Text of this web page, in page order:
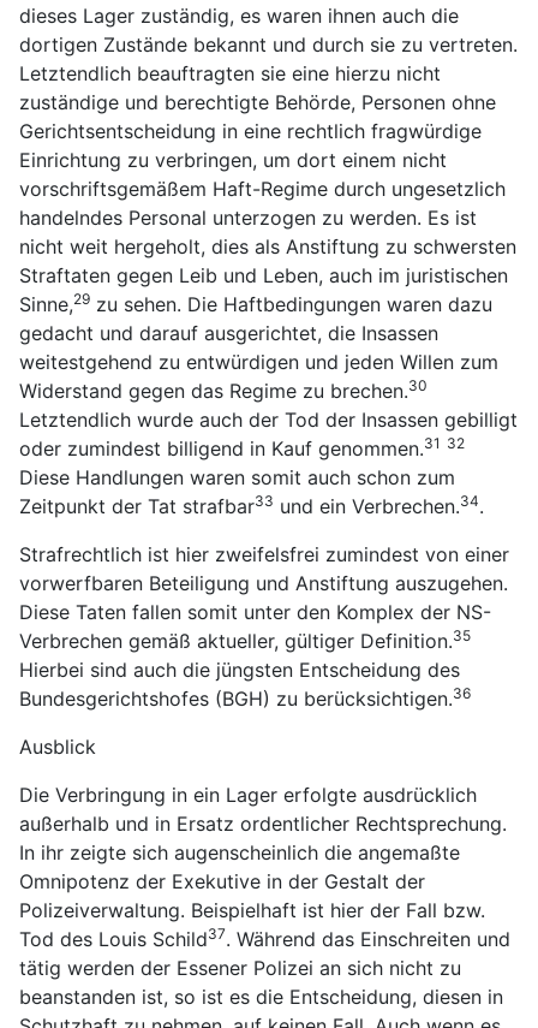
dieses Lager zuständig, es waren ihnen auch die
dortigen Zustände bekannt und durch sie zu vertreten.
Letztendlich beauftragten sie eine hierzu nicht
zuständige und berechtigte Behörde, Personen ohne
Gerichtsentscheidung in eine rechtlich fragwürdige
Einrichtung zu verbringen, um dort einem nicht
vorschriftsgemäßem Haft-Regime durch ungesetzlich
handelndes Personal unterzogen zu werden. Es ist
nicht weit hergeholt, dies als Anstiftung zu schwersten
Straftaten gegen Leib und Leben, auch im juristischen
Sinne,29 zu sehen. Die Haftbedingungen waren dazu
gedacht und darauf ausgerichtet, die Insassen
weitestgehend zu entwürdigen und jeden Willen zum
Widerstand gegen das Regime zu brechen.30
Letztendlich wurde auch der Tod der Insassen gebilligt
oder zumindest billigend in Kauf genommen.31 32
Diese Handlungen waren somit auch schon zum
Zeitpunkt der Tat strafbar33 und ein Verbrechen.34.
Strafrechtlich ist hier zweifelsfrei zumindest von einer
vorwerfbaren Beteiligung und Anstiftung auszugehen.
Diese Taten fallen somit unter den Komplex der NS-
Verbrechen gemäß aktueller, gültiger Definition.35
Hierbei sind auch die jüngsten Entscheidung des
Bundesgerichtshofes (BGH) zu berücksichtigen.36
Ausblick
Die Verbringung in ein Lager erfolgte ausdrücklich
außerhalb und in Ersatz ordentlicher Rechtsprechung.
In ihr zeigte sich augenscheinlich die angemaßte
Omnipotenz der Exekutive in der Gestalt der
Polizeiverwaltung. Beispielhaft ist hier der Fall bzw.
Tod des Louis Schild37. Während das Einschreiten und
tätig werden der Essener Polizei an sich nicht zu
beanstanden ist, so ist es die Entscheidung, diesen in